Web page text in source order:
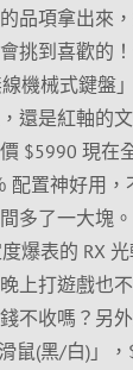
品項拿出來
挑到喜歡的
機械式鍵盤
還是紅軸的
$5990 現在
配置神好用，
多了一大塊
度爆表的 RX
上打遊戲也
不收嗎？另
鼠(黑/白)」